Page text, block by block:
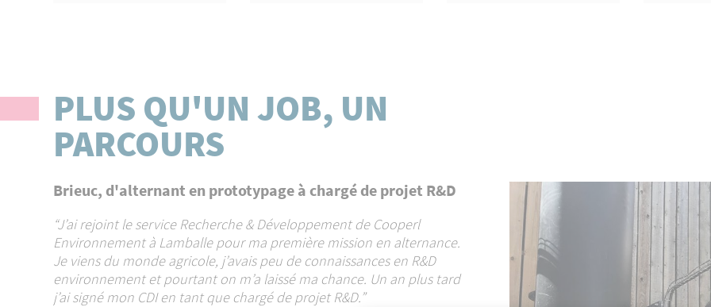
PLUS QU'UN JOB, UN
PARCOURS
Elsa, assistante qualité suivi clients
"Voici presque 3 ans que je suis sur ce poste, une nouvelle
opportunité m’a été proposée et je vais donc évoluer petit à petit
vers une nouvelle fonction. Les possibilités d’évolution au sein de la
Cooperl sont assez intéressantes car elles sont très variées. En effet,
du fait du nombre de branches et de métiers, j’aurais pu évoluer vers